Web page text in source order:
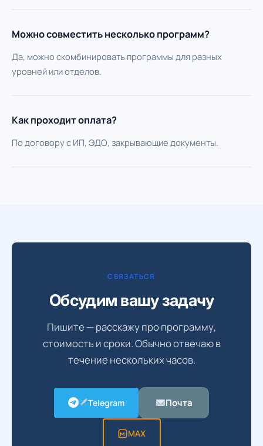
Можно совместить несколько программ?
Да, можно скомбинировать программы для разных
уровней или отделов.
Как проходит оплата?
По договору с ИП, ЭДО, закрывающие документы.
СВЯЗАТЬСЯ
Обсудим вашу задачу
Пишите — расскажу про программу,
стоимость и сроки. Обычно отвечаю в
течение нескольких часов.
Telegram Почта
MAX